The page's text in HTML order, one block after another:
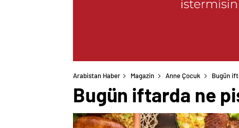
Arabistan Haber Magazin Anne Çocuk Bugün
Bugün iftarda ne